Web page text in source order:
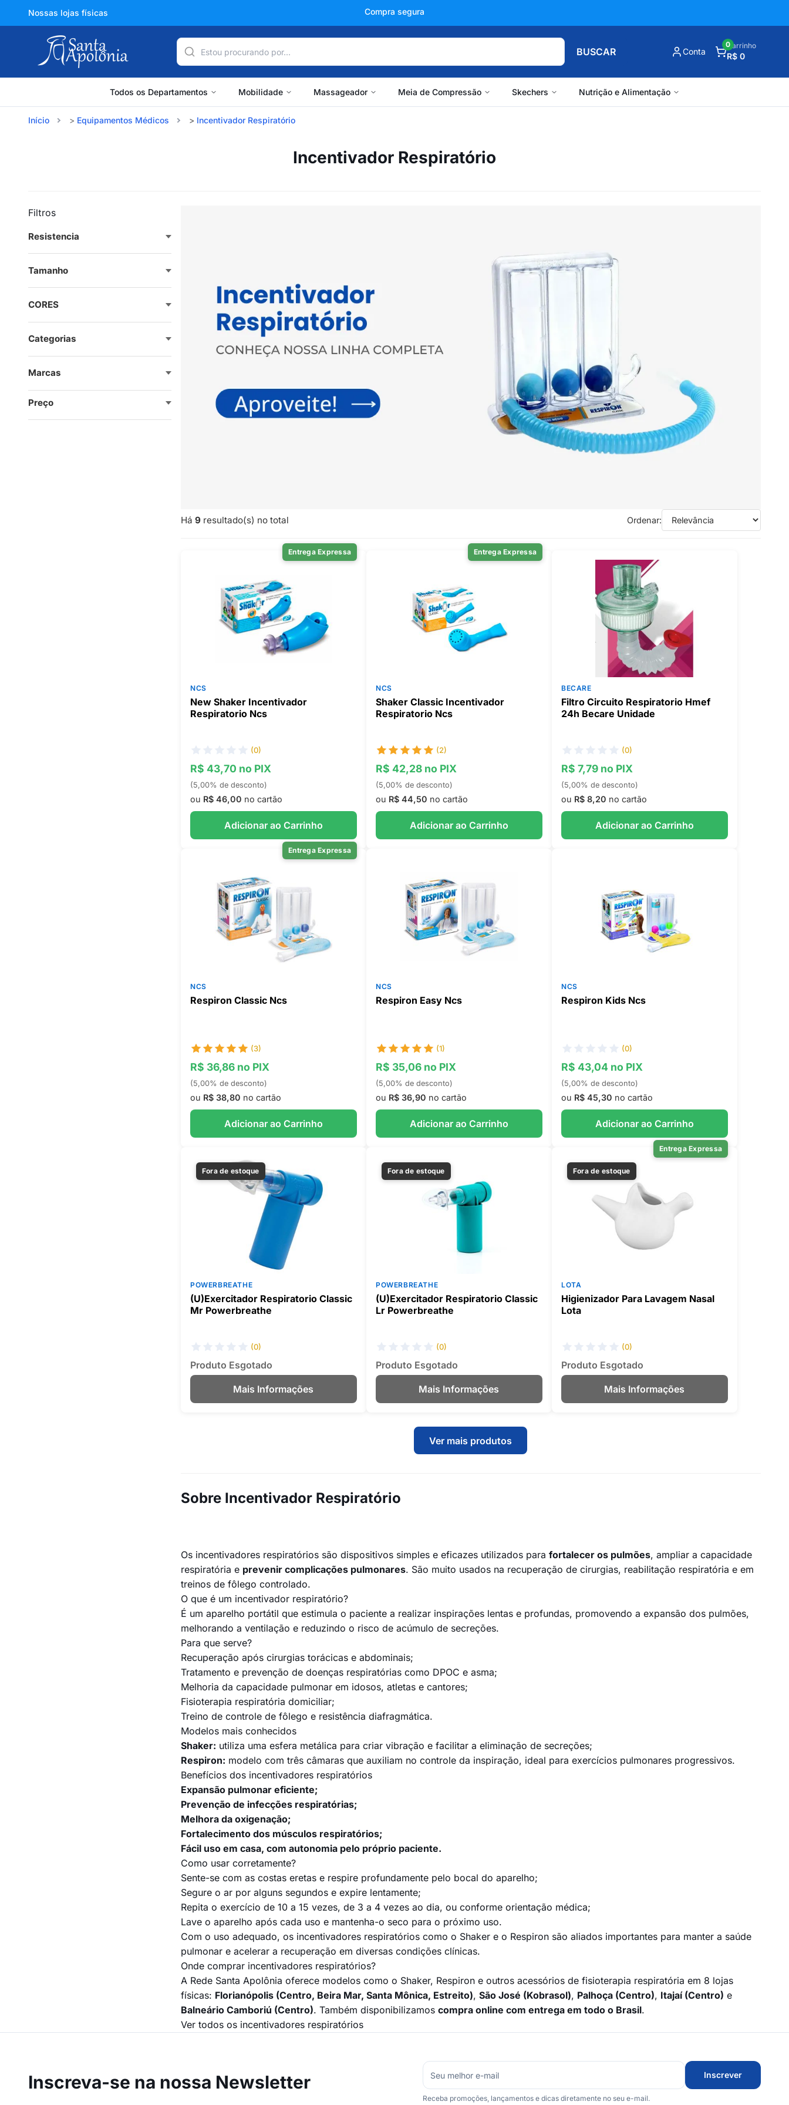
Nossas lojas físicas +150 mil avaliações
BUSCAR Conta
Carrinho
R$ 0
0
Todos os Departamentos Mobilidade Massageador Meia de Compressão Skechers Nutrição e Alimentação
Início Equipamentos Médicos Incentivador Respiratório
Incentivador Respiratório
Filtros
Preço
CORES
Resistencia
Tamanho
Categorias
Marcas
Há 9resultado(s) no total Ordenar:
Entrega Expressa
NCS
New Shaker Incentivador
Respiratorio Ncs
(0)
R$ 43,70 no PIX
(5,00% de desconto)
ou R$ 46,00 no cartão
Adicionar ao Carrinho
Entrega Expressa
NCS
Shaker Classic Incentivador
Respiratorio Ncs
(2)
R$ 42,28 no PIX
(5,00% de desconto)
ou R$ 44,50 no cartão
Adicionar ao Carrinho
BECARE
Filtro Circuito Respiratorio Hmef
24h Becare Unidade
(0)
R$ 7,79 no PIX
(5,00% de desconto)
ou R$ 8,20 no cartão
Adicionar ao Carrinho
Entrega Expressa
NCS
Respiron Classic Ncs
(3)
R$ 36,86 no PIX
(5,00% de desconto)
ou R$ 38,80 no cartão
Adicionar ao Carrinho
NCS
Respiron Easy Ncs
(1)
R$ 35,06 no PIX
(5,00% de desconto)
ou R$ 36,90 no cartão
Adicionar ao Carrinho
NCS
Respiron Kids Ncs
(0)
R$ 43,04 no PIX
(5,00% de desconto)
ou R$ 45,30 no cartão
Adicionar ao Carrinho
Fora de estoque
POWERBREATHE
(U)Exercitador Respiratorio Classic
Mr Powerbreathe
(0)
Produto Esgotado
Mais Informações
Fora de estoque
POWERBREATHE
(U)Exercitador Respiratorio Classic
Lr Powerbreathe
(0)
Produto Esgotado
Mais Informações
Entrega Expressa
Fora de estoque
LOTA
Higienizador Para Lavagem Nasal
Lota
(0)
Produto Esgotado
Mais Informações
Ver mais produtos
Sobre Incentivador Respiratório
Os incentivadores respiratórios são dispositivos simples e eficazes utilizados para fortalecer os pulmões, ampliar a capacidade
respiratória e prevenir complicações pulmonares. São muito usados na recuperação de cirurgias, reabilitação respiratória e em
treinos de fôlego controlado.
O que é um incentivador respiratório?
É um aparelho portátil que estimula o paciente a realizar inspirações lentas e profundas, promovendo a expansão dos pulmões,
melhorando a ventilação e reduzindo o risco de acúmulo de secreções.
Para que serve?
Recuperação após cirurgias torácicas e abdominais;
Tratamento e prevenção de doenças respiratórias como DPOC e asma;
Melhoria da capacidade pulmonar em idosos, atletas e cantores;
Fisioterapia respiratória domiciliar;
Treino de controle de fôlego e resistência diafragmática.
Modelos mais conhecidos
Shaker: utiliza uma esfera metálica para criar vibração e facilitar a eliminação de secreções;
Respiron: modelo com três câmaras que auxiliam no controle da inspiração, ideal para exercícios pulmonares progressivos.
Benefícios dos incentivadores respiratórios
Expansão pulmonar eficiente;
Prevenção de infecções respiratórias;
Melhora da oxigenação;
Fortalecimento dos músculos respiratórios;
Fácil uso em casa, com autonomia pelo próprio paciente.
Como usar corretamente?
Sente-se com as costas eretas e respire profundamente pelo bocal do aparelho;
Segure o ar por alguns segundos e expire lentamente;
Repita o exercício de 10 a 15 vezes, de 3 a 4 vezes ao dia, ou conforme orientação médica;
Lave o aparelho após cada uso e mantenha-o seco para o próximo uso.
Com o uso adequado, os incentivadores respiratórios como o Shaker e o Respiron são aliados importantes para manter a saúde
pulmonar e acelerar a recuperação em diversas condições clínicas.
Onde comprar incentivadores respiratórios?
A Rede Santa Apolônia oferece modelos como o Shaker, Respiron e outros acessórios de fisioterapia respiratória em 8 lojas
físicas: Florianópolis (Centro, Beira Mar, Santa Mônica, Estreito), São José (Kobrasol), Palhoça (Centro), Itajaí (Centro) e
Balneário Camboriú (Centro). Também disponibilizamos compra online com entrega em todo o Brasil.
Ver todos os incentivadores respiratórios
Inscreva-se na nossa Newsletter Inscrever
Receba promoções, lançamentos e dicas diretamente no seu e-mail.